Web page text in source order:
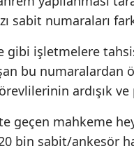
sabit numaraları
gibi işletmelere
bu numaralardan
ardışık
geçen mahkeme
bin sabit/ankesör